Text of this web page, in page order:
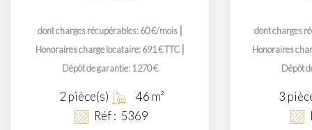
dont charges récupérables: 60 €/mois |
Honoraires charge locataire: 691 € TTC |
Dépôt de garantie: 1 270 €
2 pièce(s) 46 m²
Réf : 5369
dont charges
Honoraires
Dépôt
3